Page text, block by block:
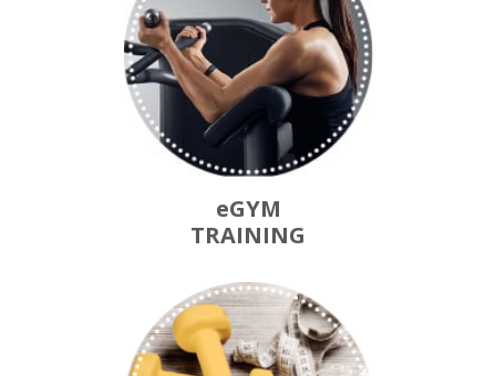
eGYM
TRAINING